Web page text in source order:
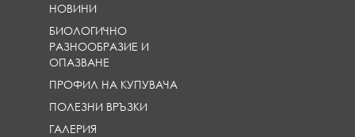
НОВИНИ
БИОЛОГИЧНО
РАЗНООБРАЗИЕ И
ОПАЗВАНЕ
ПРОФИЛ НА КУПУВАЧА
ПОЛЕЗНИ ВРЪЗКИ
ГАЛЕРИЯ